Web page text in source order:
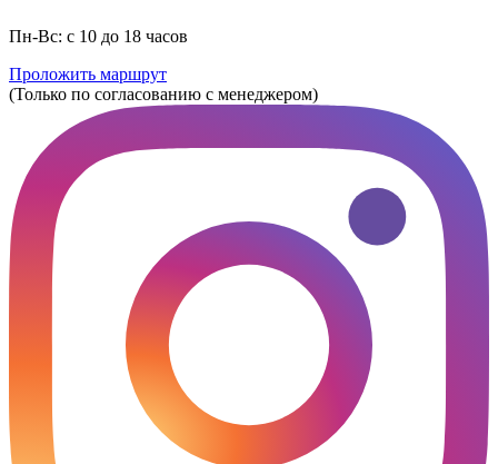
Пн-Вс: с 10 до 18 часов
Проложить маршрут
(Только по согласованию с менеджером)